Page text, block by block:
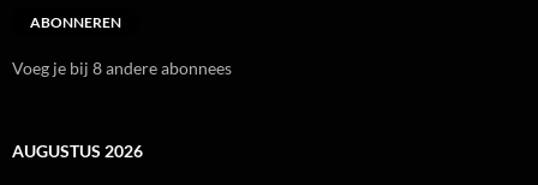
ABONNEREN
Voeg je bij 8 andere abonnees
AUGUSTUS 2026